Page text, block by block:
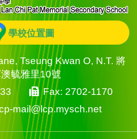
學校位置圖
Tseung Kwan O, N.T. 將
毓雅里10號
Fax: 2702-1170
mail@lcp.mysch.net